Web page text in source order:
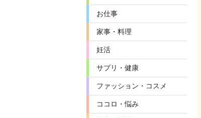
お仕事
家事・料理
妊活
サプリ・健康
ファッション・コスメ
ココロ・悩み